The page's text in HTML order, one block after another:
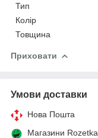
Тип
Колір
Товщина
Приховати
Умови доставки
Нова Пошта
Магазини Rozetka